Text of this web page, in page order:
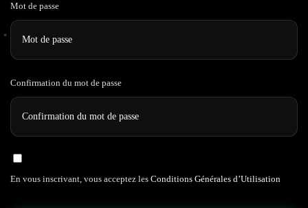
Mot de passe
Confirmation du mot de passe
En vous inscrivant, vous acceptez les Conditions Générales d’Utilisation